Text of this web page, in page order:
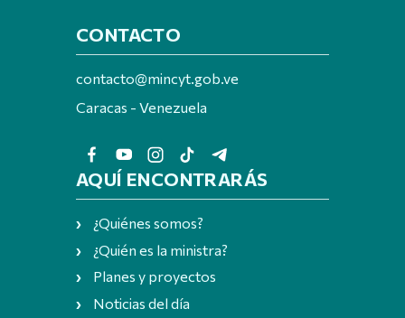
CONTACTO
contacto@mincyt.gob.ve
Caracas - Venezuela
AQUÍ ENCONTRARÁS
¿Quiénes somos?
¿Quién es la ministra?
Planes y proyectos
Noticias del día